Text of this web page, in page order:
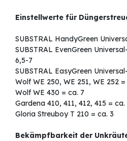
Einstellwerte für
SUBSTRAL HandyGreen
SUBSTRAL EvenGreen
6,5-7
SUBSTRAL EasyGreen
Wolf WE 250, WE 251, WE 252
Wolf WE 430 = ca. 7
Gardena 410, 411, 412, 415 = ca.
Gloria Streuboy T 210 = ca. 3
Bekämpfbarkeit der